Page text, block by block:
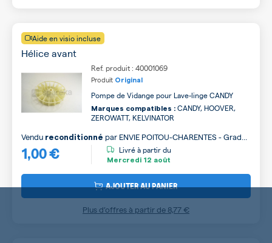
Aide en visio incluse
Hélice avant
Ref. produit : 40001069
Produit Original
Pompe de Vidange pour Lave-linge CANDY
Marques compatibles : CANDY, HOOVER,
ZEROWATT, KELVINATOR
1,00 €
Vendu reconditionné par ENVIE POITOU-CHARENTES - Grade
B
Livré à partir du
Mercredi 12 août
AJOUTER AU PANIER
Plus d’offres à partir de8,77 €